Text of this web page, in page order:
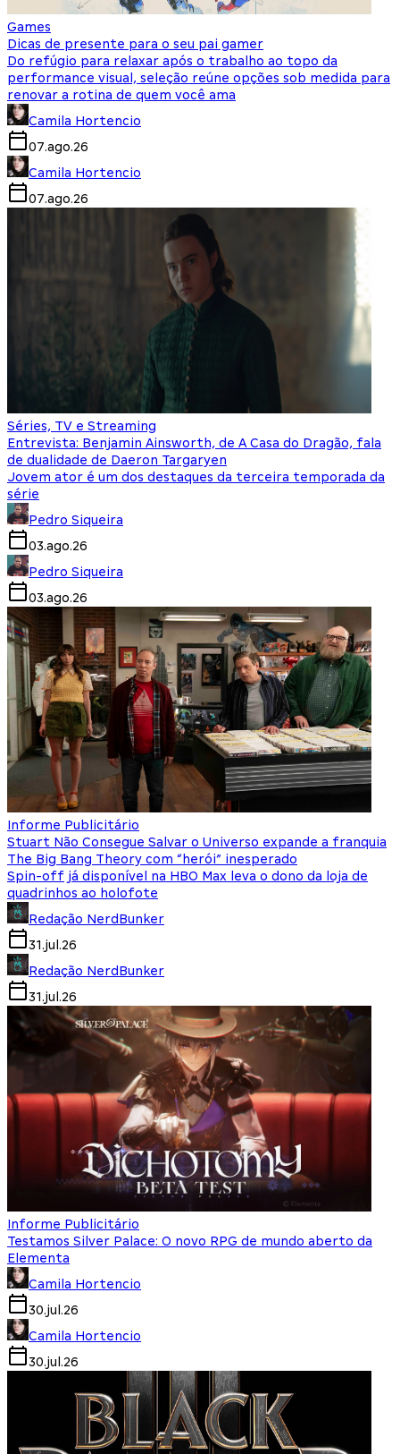
Games
Dicas de presente para o seu pai gamer
Do refúgio para relaxar após o trabalho ao topo da
performance visual, seleção reúne opções sob medida para
renovar a rotina de quem você ama
Camila Hortencio
07.ago.26
Camila Hortencio
07.ago.26
Séries, TV e Streaming
Entrevista: Benjamin Ainsworth, de A Casa do Dragão, fala
de dualidade de Daeron Targaryen
Jovem ator é um dos destaques da terceira temporada da
série
Pedro Siqueira
03.ago.26
Pedro Siqueira
03.ago.26
Informe Publicitário
Stuart Não Consegue Salvar o Universo expande a franquia
The Big Bang Theory com “herói” inesperado
Spin-off já disponível na HBO Max leva o dono da loja de
quadrinhos ao holofote
Redação NerdBunker
31.jul.26
Redação NerdBunker
31.jul.26
Informe Publicitário
Testamos Silver Palace: O novo RPG de mundo aberto da
Elementa
Camila Hortencio
30.jul.26
Camila Hortencio
30.jul.26